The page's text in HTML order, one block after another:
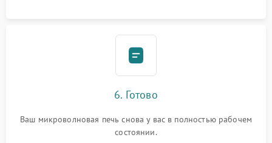
6. Готово
Ваш микроволновая печь снова у вас в полностью рабочем
состоянии.